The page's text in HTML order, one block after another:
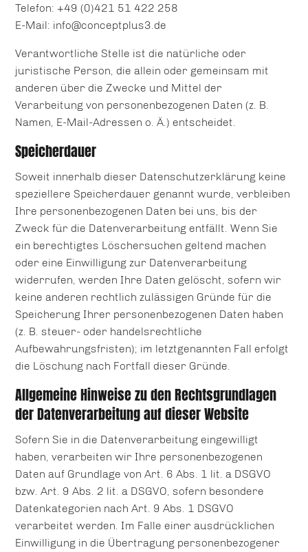
Telefon: +49 (0)421 51 422 258
E-Mail: info@conceptplus3.de
Verantwortliche Stelle ist die natürliche oder
juristische Person, die allein oder gemeinsam mit
anderen über die Zwecke und Mittel der
Verarbeitung von personenbezogenen Daten (z. B.
Namen, E-Mail-Adressen o. Ä.) entscheidet.
Speicherdauer
Soweit innerhalb dieser Datenschutzerklärung keine
speziellere Speicherdauer genannt wurde, verbleiben
Ihre personenbezogenen Daten bei uns, bis der
Zweck für die Datenverarbeitung entfällt. Wenn Sie
ein berechtigtes Löschersuchen geltend machen
oder eine Einwilligung zur Datenverarbeitung
widerrufen, werden Ihre Daten gelöscht, sofern wir
keine anderen rechtlich zulässigen Gründe für die
Speicherung Ihrer personenbezogenen Daten haben
(z. B. steuer- oder handelsrechtliche
Aufbewahrungsfristen); im letztgenannten Fall erfolgt
die Löschung nach Fortfall dieser Gründe.
Allgemeine Hinweise zu den Rechtsgrundlagen
der Datenverarbeitung auf dieser Website
Sofern Sie in die Datenverarbeitung eingewilligt
haben, verarbeiten wir Ihre personenbezogenen
Daten auf Grundlage von Art. 6 Abs. 1 lit. a DSGVO
bzw. Art. 9 Abs. 2 lit. a DSGVO, sofern besondere
Datenkategorien nach Art. 9 Abs. 1 DSGVO
verarbeitet werden. Im Falle einer ausdrücklichen
Einwilligung in die Übertragung personenbezogener